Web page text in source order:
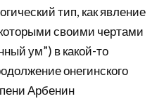
тип, как явление
своими чертами
ум”) в какой-то
онегинского
Арбенин